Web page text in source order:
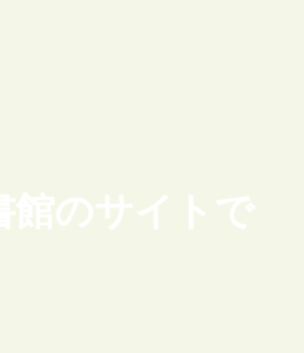
館のサイトで